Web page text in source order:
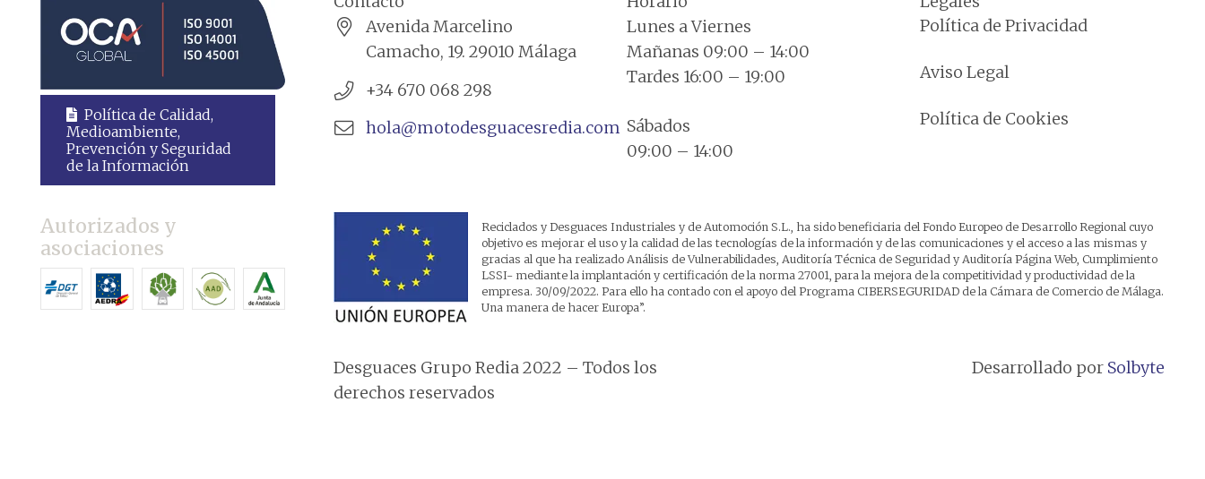
Política de Calidad,
Medioambiente,
Prevención y Seguridad
de la Información
Autorizados y
asociaciones
Avenida Marcelino
Camacho, 19. 29010 Málaga
+34 670 068 298
hola@motodesguacesredia.com
Lunes a Viernes
Mañanas 09:00 – 14:00
Tardes 16:00 – 19:00
Sábados
09:00 – 14:00
Política de Privacidad
Aviso Legal
Política de Cookies
Reciclados y Desguaces Industriales y de Automoción S.L., ha sido beneficiaria del Fondo Europeo de Desarrollo Regional cuyo
objetivo es mejorar el uso y la calidad de las tecnologías de la información y de las comunicaciones y el acceso a las mismas y
gracias al que ha realizado Análisis de Vulnerabilidades, Auditoría Técnica de Seguridad y Auditoría Página Web, Cumplimiento
LSSI- mediante la implantación y certificación de la norma 27001, para la mejora de la competitividad y productividad de la
empresa. 30/09/2022. Para ello ha contado con el apoyo del Programa CIBERSEGURIDAD de la Cámara de Comercio de Málaga.
Una manera de hacer Europa”.
Desguaces Grupo Redia 2022 – Todos los
derechos reservados
Desarrollado por Solbyte